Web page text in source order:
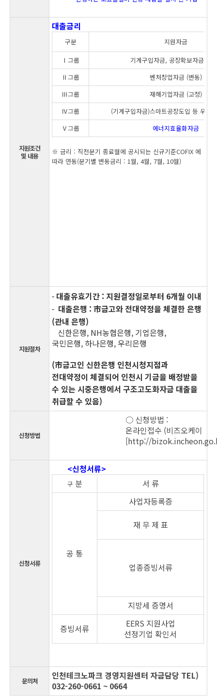
지원조건
및 내용
대출금리
구분
지원자금
Ⅰ그룹
기계구입자금, 공장확보자금 (변
Ⅱ그룹
벤처창업자금 (변동)
Ⅲ그룹
재해기업자금 (고정)
Ⅳ그룹
(기계구입자금)스마트공장도입 등 우대
Ⅴ그룹
에너지효율화자금
※ 금리 : 직전분기 종료월에 공시되는 신규기준COFIX 에
따라 연동(분기별 변동금리 : 1월, 4월, 7월, 10월)
지원절차
- 대출유효기간 : 지원결정일로부터 6개월 이내
- 대출은행 : 市금고와 전대약정을 체결한 은행
(관내 은행)
신한은행, NH농협은행, 기업은행,
국민은행, 하나은행, 우리은행
(市금고인 신한은행 인천시청지점과
전대약정이 체결되어 인천시 기금을 배정받을
수 있는 시중은행에서 구조고도화자금 대출을
취급할 수 있음)
신청방법
○ 신청방법 :
온라인접수 (비즈오케이
[http://
신청서류
<신청서류>
구 분 서 류
공 통
사업자등록증
재 무 제 표
업종증빙서류
지방세 증명서
증빙서류
EERS 지원사업
선정기업 확인서
문의처
인천테크노파크 경영지원센터 자금담당 TEL)
032-260-0661 ~ 0664